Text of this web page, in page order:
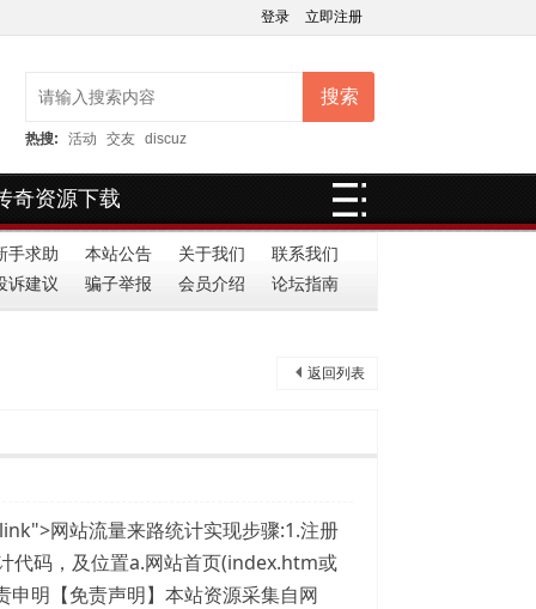
登录 立即注册
搜索
热搜: 活动 交友 discuz
奇资源下载
手求助 本站公告 关于我们
联系我们
诉建议
骗子举报 会员介绍 论坛指南
返回列表
网站流量来路统计实现步骤:1.注册
代码，及位置a.网站首页(index.htm或
申明【免责声明】本站资源采集自网